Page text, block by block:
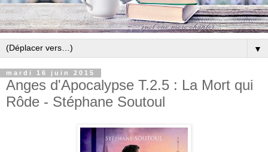
▼
mardi 16 juin 2015
Anges d'Apocalypse T.2.5 : La Mort qui
Rôde - Stéphane Soutoul